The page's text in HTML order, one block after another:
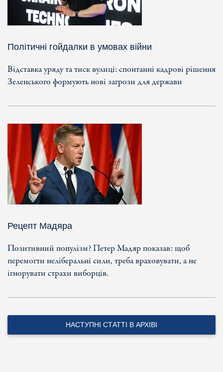
Політичні гойдалки в умовах війни
Відставка уряду та тиск вулиці: спонтанні кадрові рішення
Зеленського формують нові загрози для держави
Рецепт Мадяра
Позитивний популізм? Петер Мадяр показав: щоб
перемогти неліберальні сили, треба враховувати, а не
ігнорувати страхи виборців.
НАСТУПНІ СТАТТІ В АРХІВІ